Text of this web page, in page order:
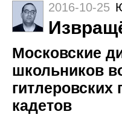
2016-10-25
Московские
школьников
гитлеровских
кадетов